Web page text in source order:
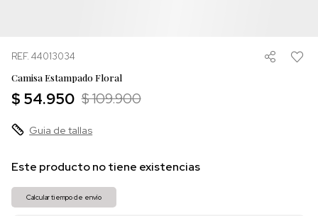
REF. 44013034
Camisa Estampado Floral
$ 54.950 $ 109.900
Guia de tallas
Este producto no tiene existencias
Calcular tiempo de envío